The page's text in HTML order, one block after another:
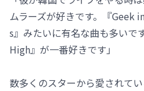
ムラーズが好きです。『Geek
s』みたいに有名な曲も多いで
High』が一番好きです」
数多くのスターから愛されて